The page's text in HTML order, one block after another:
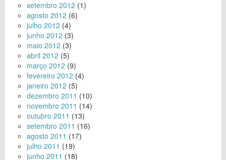
setembro 2012 (1)
agosto 2012 (6)
julho 2012 (4)
junho 2012 (3)
maio 2012 (3)
abril 2012 (5)
março 2012 (9)
fevereiro 2012 (4)
janeiro 2012 (5)
dezembro 2011 (10)
novembro 2011 (14)
outubro 2011 (13)
setembro 2011 (16)
agosto 2011 (17)
julho 2011 (19)
junho 2011 (18)